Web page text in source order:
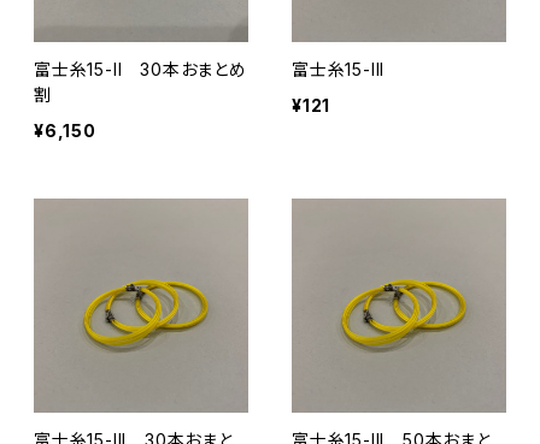
富士糸15-II 30本おまとめ
割
¥6,150
富士糸15-III
¥121
富士糸15-III 30本おまと
富士糸15-III 50本おまと